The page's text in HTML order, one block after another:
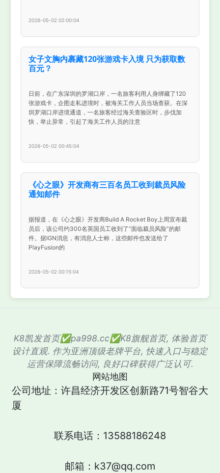
2026-05-02 02:00:04
女子文胸内裹藏120张游戏卡入境 只为获取数
百元？
日前，在广东深圳的罗湖口岸，一名旅客利用人身绑藏了120
张游戏卡，企图走私进境时，被海关工作人员当场查获。在深
圳罗湖口岸进境通道，一名旅客经过海关查验区时，步伐加
快，举止异常，引起了海关工作人员的注意
2026-05-02 00:45:04
《心之眼》开发商有三百名员工收到裁员风险
通知邮件
据报道，在《心之眼》开发商Build A Rocket Boy上周宣布裁
员后，该公司约300名英国员工收到了“面临裁员风险”的邮
件。据IGN消息，有消息人士称，这些邮件也发送给了
PlayFusion的
2026-05-02 00:15:04
K8凯发首页✅pa998.cc✅K8旗舰首页, 体验首页
设计直观. 作为亚洲顶级老牌平台, 快速入口与稳定
运营保障流畅访问, 良好口碑获得广泛认可.
网站地图
公司地址：许昌经济开发区创新路71号智谷大
厦
联系电话：13588186248
邮箱：k37@qq.com